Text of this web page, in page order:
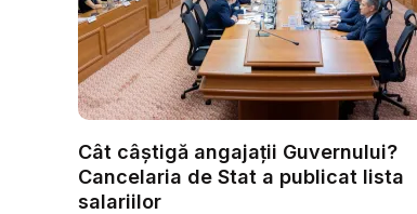
Cât câștigă angajații Guvernului?
Cancelaria de Stat a publicat lista
salariilor